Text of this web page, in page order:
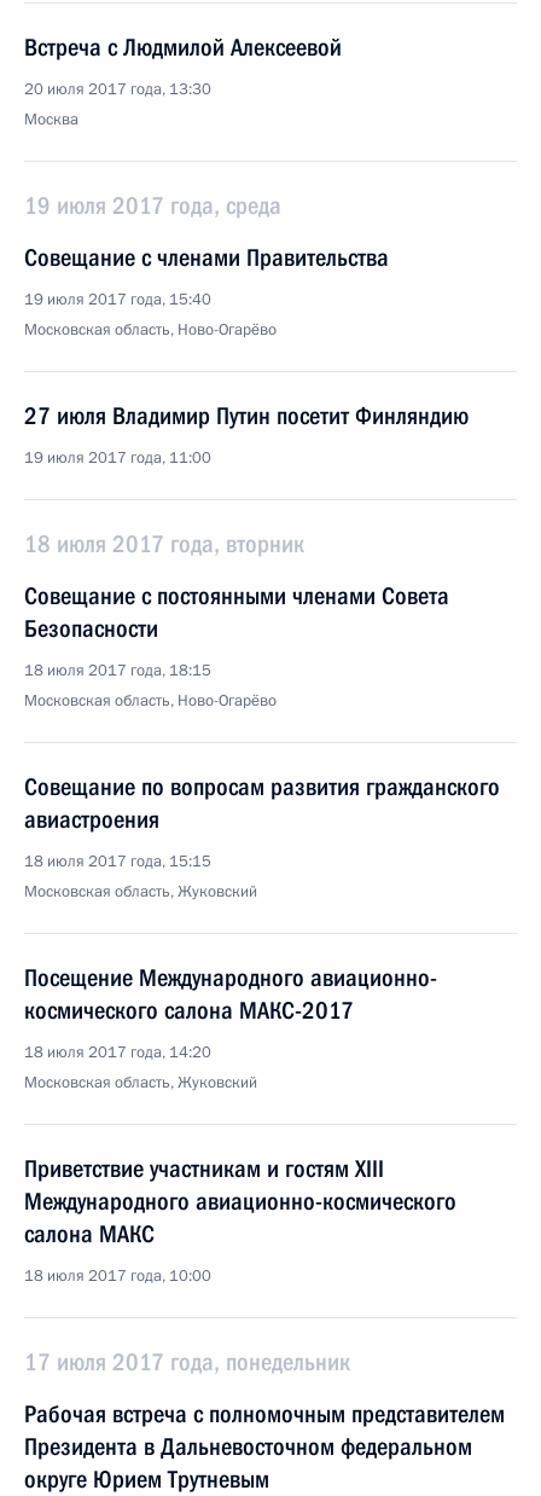
Встреча с Людмилой Алексеевой
20 июля 2017 года, 13:30
Москва
19 июля 2017 года, среда
Совещание с членами Правительства
19 июля 2017 года, 15:40
Московская область, Ново-Огарёво
27 июля Владимир Путин посетит Финляндию
19 июля 2017 года, 11:00
18 июля 2017 года, вторник
Совещание с постоянными членами Совета
Безопасности
18 июля 2017 года, 18:15
Московская область, Ново-Огарёво
Совещание по вопросам развития гражданского
авиастроения
18 июля 2017 года, 15:15
Московская область, Жуковский
Посещение Международного авиационно-
космического салона МАКС-2017
18 июля 2017 года, 14:20
Московская область, Жуковский
Приветствие участникам и гостям XIII
Международного авиационно-космического
салона МАКС
18 июля 2017 года, 10:00
17 июля 2017 года, понедельник
Рабочая встреча с полномочным представителем
Президента в Дальневосточном федеральном
округе Юрием Трутневым